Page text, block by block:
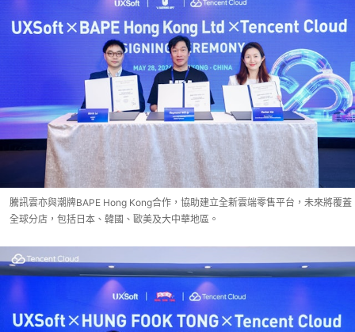
騰訊雲亦與潮牌BAPE Hong Kong合作，協助建立全新雲端零售平台，未來將覆蓋
全球分店，包括日本、韓國、歐美及大中華地區。